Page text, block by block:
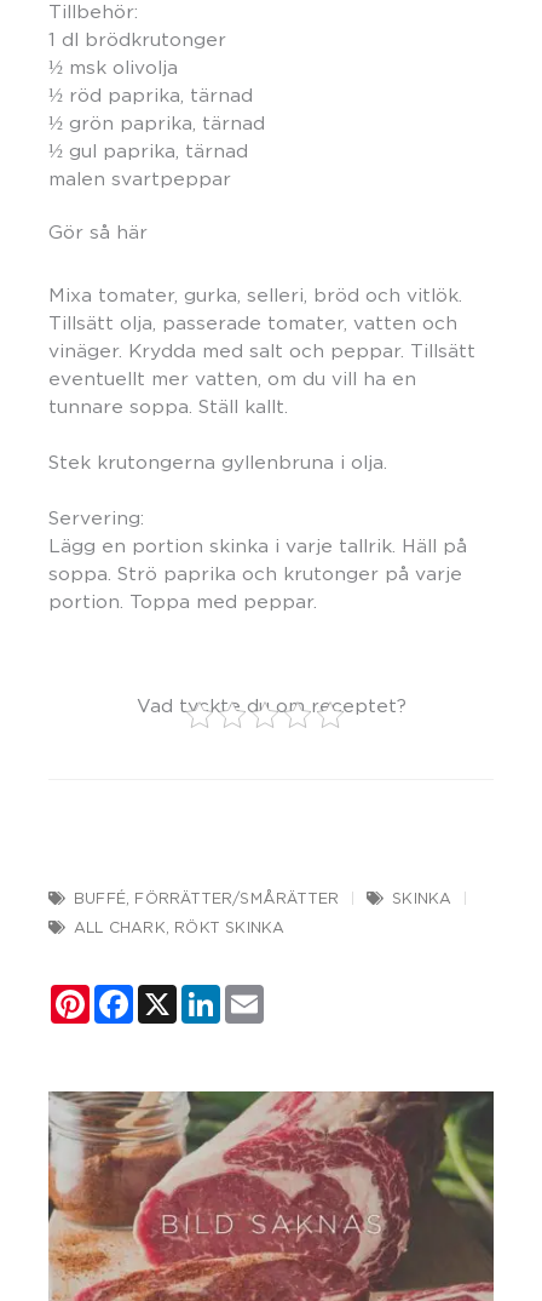
Tillbehör:
1 dl brödkrutonger
½ msk olivolja
½ röd paprika, tärnad
½ grön paprika, tärnad
½ gul paprika, tärnad
malen svartpeppar
Gör så här
Mixa tomater, gurka, selleri, bröd och vitlök.
Tillsätt olja, passerade tomater, vatten och
vinäger. Krydda med salt och peppar. Tillsätt
eventuellt mer vatten, om du vill ha en
tunnare soppa. Ställ kallt.
Stek krutongerna gyllenbruna i olja.
Servering:
Lägg en portion skinka i varje tallrik. Häll på
soppa. Strö paprika och krutonger på varje
portion. Toppa med peppar.
Vad tyckte du om receptet?
BUFFÉ FÖRRÄTTER/SMÅRÄTTER
SKINKA
ALL CHARK
RÖKT SKINKA
PinterestFacebook
X LinkedIn